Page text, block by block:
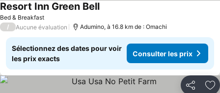
Bed & Breakfast
Resort Inn Green Bell
/ Aucune évaluation Adumino, à 16.8 km de : Omachi
Sélectionnez des dates pour voir
les prix exacts
Consulter les prix
Partager